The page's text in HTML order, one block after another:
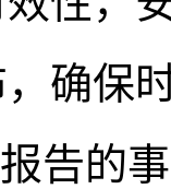
， 确保
告的